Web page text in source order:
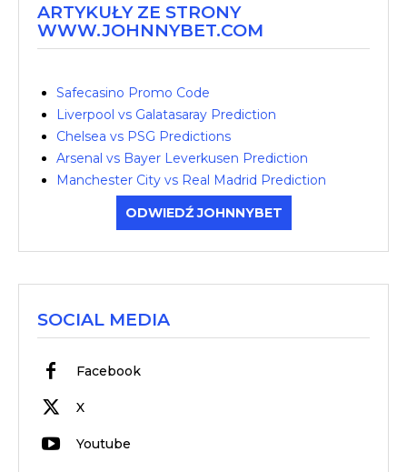
ARTYKUŁY ZE STRONY
WWW.JOHNNYBET.COM
Safecasino Promo Code
Liverpool vs Galatasaray Prediction
Chelsea vs PSG Predictions
Arsenal vs Bayer Leverkusen Prediction
Manchester City vs Real Madrid Prediction
ODWIEDŹ JOHNNYBET
SOCIAL MEDIA
Facebook
X
Youtube